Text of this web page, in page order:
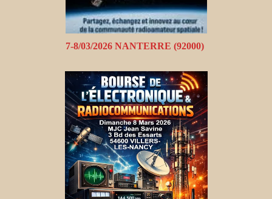
7-8/03/2026 NANTERRE (92000)